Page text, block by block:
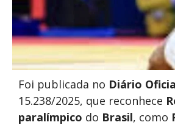
Foi publicada no Diário
15.238/2025, que reconhece
paralímpico do Brasil, como